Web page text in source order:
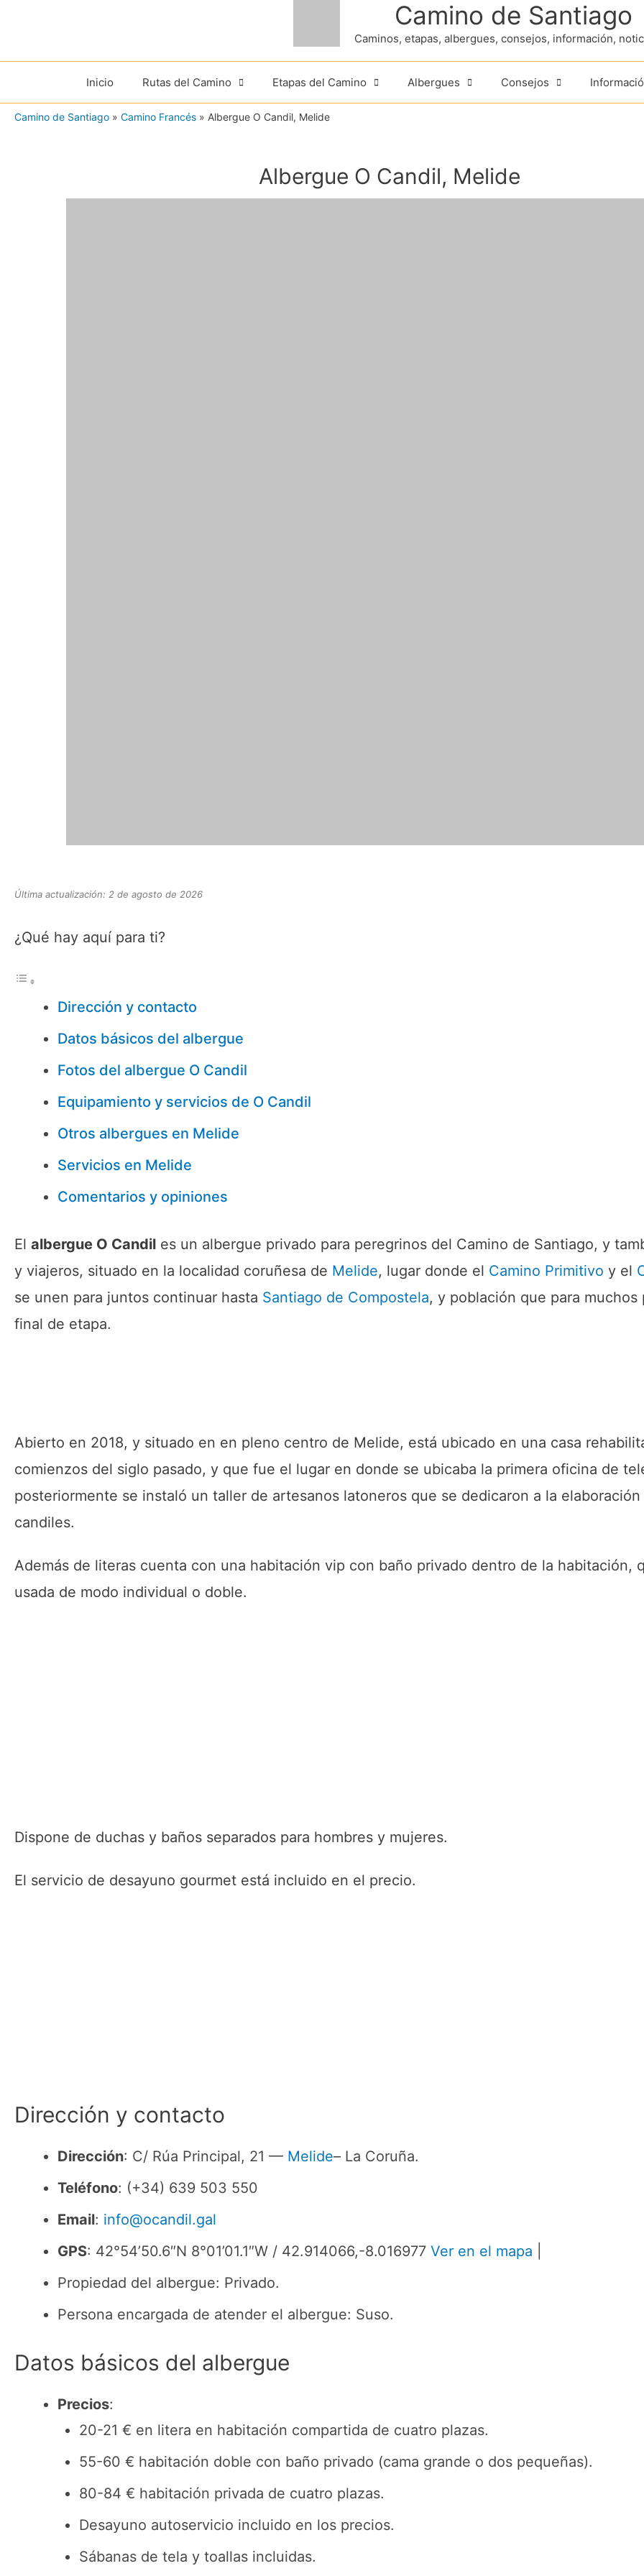
contenido
Camino de Santiago
Caminos, etapas, albergues, consejos, información,
Inicio Rutas del Camino Etapas del Camino Albergues Consejos
Camino de Santiago » Camino Francés » Albergue O Candil, Melide
Albergue O Candil, Melide
Última actualización: 2 de agosto de 2026
¿Qué hay aquí para ti?
Dirección y contacto
Datos básicos del albergue
Fotos del albergue O Candil
Equipamiento y servicios de O Candil
Otros albergues en Melide
Servicios en Melide
Comentarios y opiniones
El albergue O Candil es un albergue privado para peregrinos del Camino de Santiago, y
y viajeros, situado en la localidad coruñesa de Melide, lugar donde el Camino Primitivo y el
se unen para juntos continuar hasta Santiago de Compostela, y población que para muchos
final de etapa.
Abierto en 2018, y situado en en pleno centro de Melide, está ubicado en una casa
comienzos del siglo pasado, y que fue el lugar en donde se ubicaba la primera oficina de
posteriormente se instaló un taller de artesanos latoneros que se dedicaron a la
candiles.
Además de literas cuenta con una habitación vip con baño privado dentro de la habitación,
usada de modo individual o doble.
Dispone de duchas y baños separados para hombres y mujeres.
El servicio de desayuno gourmet está incluido en el precio.
Dirección y contacto
Dirección: C/ Rúa Principal, 21 — Melide– La Coruña.
Teléfono: (+34) 639 503 550
Email: info@ocandil.gal
GPS: 42°54’50.6″N 8°01’01.1″W / 42.914066,-8.016977 Ver en el mapa
Propiedad del albergue: Privado.
Persona encargada de atender el albergue: Suso.
Datos básicos del albergue
Precios:
20-21 € en litera en habitación compartida de cuatro plazas.
55-60 € habitación doble con baño privado (cama grande o dos pequeñas).
80-84 € habitación privada de cuatro plazas.
Desayuno autoservicio incluido en los precios.
Sábanas de tela y toallas incluidas.